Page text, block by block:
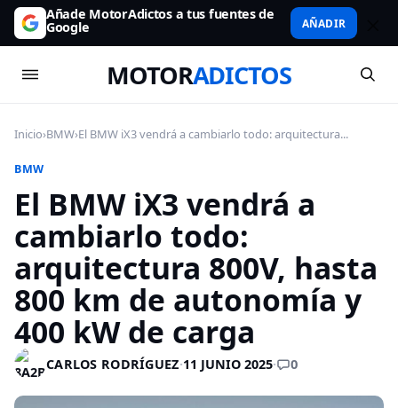
Añade MotorAdictos a tus fuentes de
Google AÑADIR
MOTORADICTOS
Inicio›BMW›El BMW iX3 vendrá a cambiarlo todo: arquitectura...
BMW
El BMW iX3 vendrá a
cambiarlo todo:
arquitectura 800V, hasta
800 km de autonomía y
400 kW de carga
CARLOS RODRÍGUEZ·11 JUNIO 2025· 0